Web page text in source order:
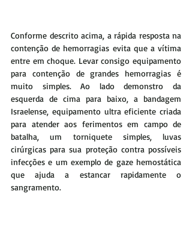
Conforme descrito acima, a rápida resposta na
contenção de hemorragias evita que a vítima
entre em choque. Levar consigo equipamento
para contenção de grandes hemorragias é
muito simples. Ao lado demonstro da
esquerda de cima para baixo, a bandagem
Israelense, equipamento ultra eficiente criada
para atender aos ferimentos em campo de
batalha, um torniquete simples, luvas
cirúrgicas para sua proteção contra possíveis
infecções e um exemplo de gaze hemostática
que ajuda a estancar rapidamente o
sangramento.